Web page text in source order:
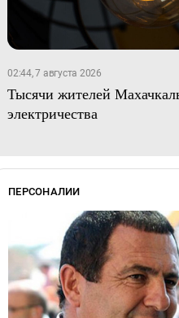
02:44, 7 августа 2026
Тысячи жителей
электричества
ПЕРСОНАЛИИ